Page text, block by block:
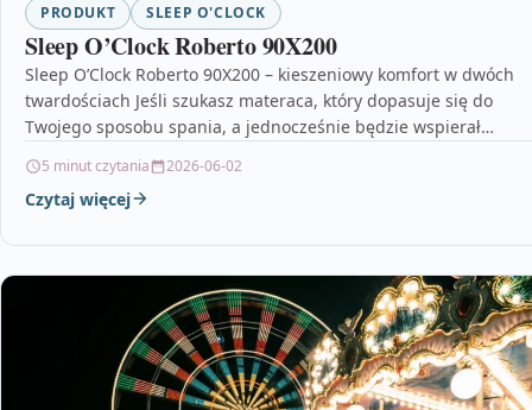
PRODUKT SLEEP O'CLOCK
Sleep O’Clock Roberto 90X200
Sleep O’Clock Roberto 90X200 – kieszeniowy komfort w dwóch
twardościach Jeśli szukasz materaca, który dopasuje się do
Twojego sposobu spania, a jednocześnie będzie wspierał…
5 minut czytania 2026-06-02
Czytaj więcej